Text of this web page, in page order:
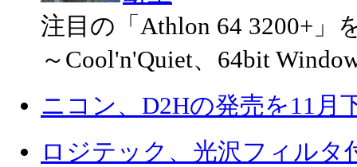
注目の「Athlon 64 3200+」
～Cool'n'Quiet、64bit
ニコン、D2Hの発売を11月
ロジテック、光沢フィルタ